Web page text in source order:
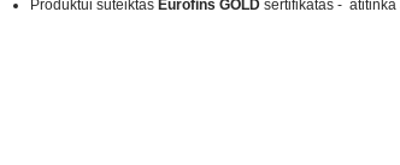
Produktui suteiktas Eurofins GOLD sertifikatas -